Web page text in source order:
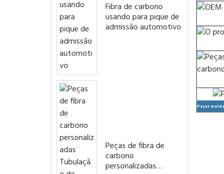
Peças
Fibra de carbono
usando para pique de
admissão automotivo
Peças de fibra de
carbono
personalizadas